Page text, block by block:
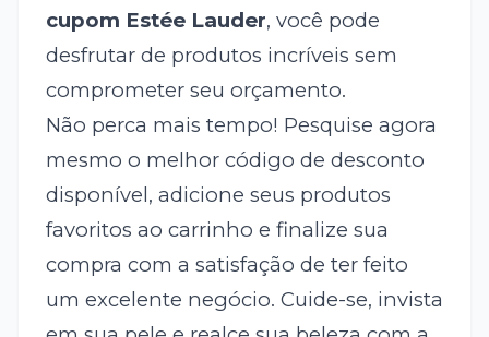
cupom Estée Lauder, você pode
desfrutar de produtos incríveis sem
comprometer seu orçamento.
Não perca mais tempo! Pesquise agora
mesmo o melhor código de desconto
disponível, adicione seus produtos
favoritos ao carrinho e finalize sua
compra com a satisfação de ter feito
um excelente negócio. Cuide-se, invista